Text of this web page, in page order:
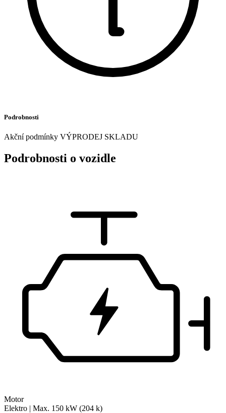
Podrobnosti
Akční podmínky VÝPRODEJ SKLADU
Podrobnosti o vozidle
Motor
Elektro | Max. 150 kW (204 k)